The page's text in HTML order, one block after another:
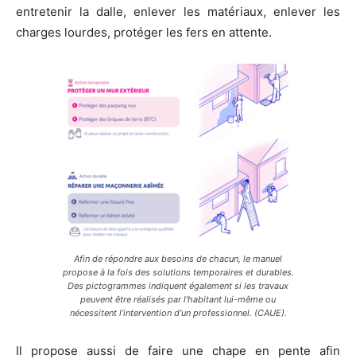
entretenir la dalle, enlever les matériaux, enlever les
charges lourdes, protéger les fers en attente.
Afin de répondre aux besoins de chacun, le manuel
propose à la fois des solutions temporaires et durables.
Des pictogrammes indiquent également si les travaux
peuvent être réalisés par l’habitant lui-même ou
nécessitent l’intervention d’un professionnel. (CAUE).
Il propose aussi de faire une chape en pente afin